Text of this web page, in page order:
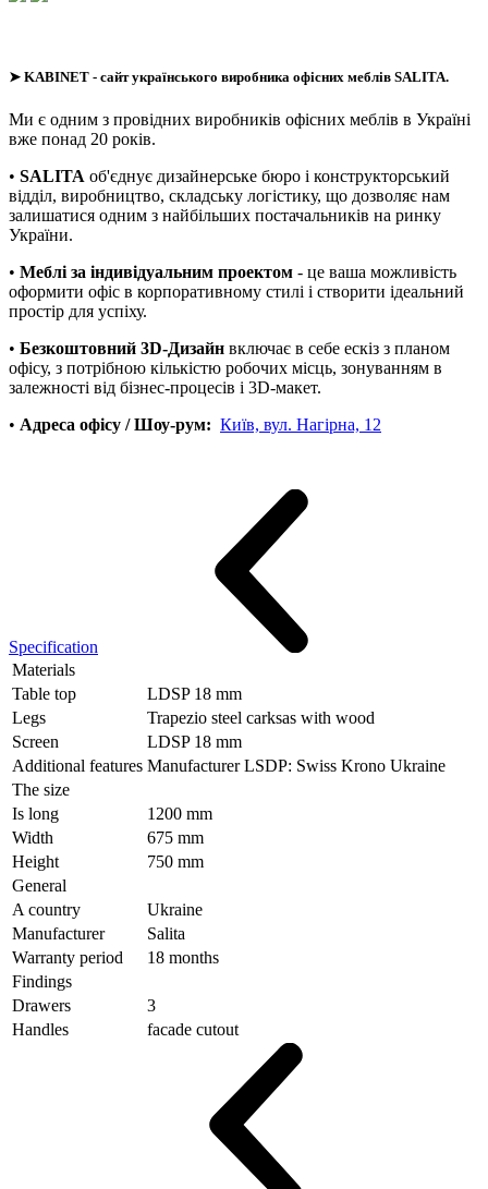
➤ KABINET - сайт українського виробника офісних меблів SALITA.
Ми є одним з провідних виробників офісних меблів в Україні
вже понад 20 років.
• SALITA об'єднує дизайнерське бюро і конструкторський
відділ, виробництво, складську логістику, що дозволяє нам
залишатися одним з найбільших постачальників на ринку
України.
• Меблі за індивідуальним проектом - це ваша можливість
оформити офіс в корпоративному стилі і створити ідеальний
простір для успіху.
• Безкоштовний 3D-Дизайн включає в себе ескіз з планом
офісу, з потрібною кількістю робочих місць, зонуванням в
залежності від бізнес-процесів і 3D-макет.
• Адреса офісу / Шоу-рум: Київ, вул. Нагірна, 12
Specification
Materials
Table top
LDSP 18 mm
Legs
Trapezio steel carksas with wood
Screen
LDSP 18 mm
Additional features Manufacturer LSDP: Swiss Krono Ukraine
The size
Is long
1200 mm
Width
675 mm
Height
750 mm
General
A country
Ukraine
Manufacturer
Salita
Warranty period
18 months
Findings
Drawers
3
Handles
facade cutout